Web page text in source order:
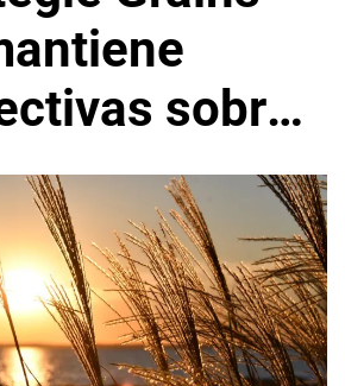
sobre
cosecha de
trigo